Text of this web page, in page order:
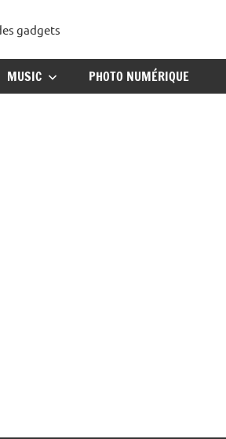
gadgets
MUSIC PHOTO NUMÉRIQUE